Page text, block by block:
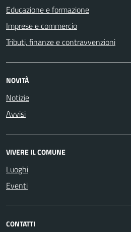
Educazione e formazione
Imprese e commercio
Tributi, finanze e contravvenzioni
NOVITÀ
Notizie
Avvisi
VIVERE IL COMUNE
Luoghi
Eventi
CONTATTI